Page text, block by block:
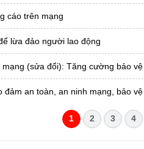
cáo trên mạng
lừa đảo người lao động
(sửa đổi): Tăng cường bảo
đảm an toàn, an ninh mạng, bảo
1 2 3 4